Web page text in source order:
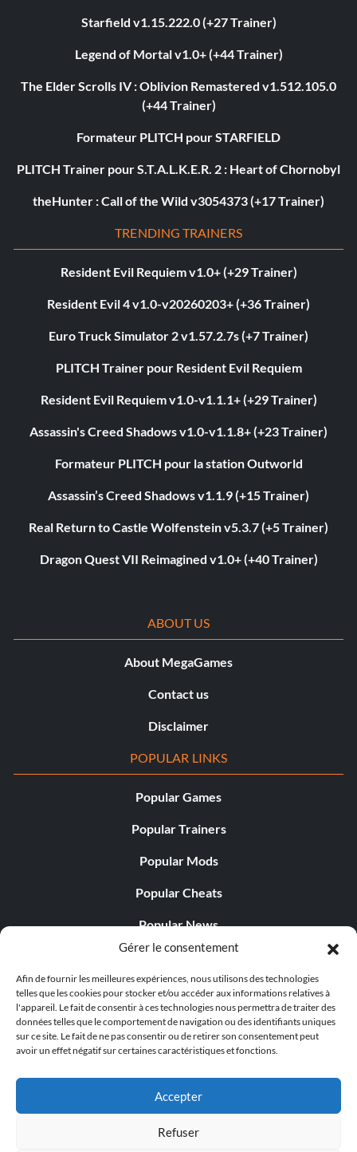
Gérer le consentement
Afin de fournir les meilleures expériences, nous utilisons des technologies
telles que les cookies pour stocker et/ou accéder aux informations relatives à
l'appareil. Le fait de consentir à ces technologies nous permettra de traiter des
données telles que le comportement de navigation ou des identifiants uniques
sur ce site. Le fait de ne pas consentir ou de retirer son consentement peut
avoir un effet négatif sur certaines caractéristiques et fonctions.
Accepter
Refuser
Starfield v1.15.222.0 (+27 Trainer)
Legend of Mortal v1.0+ (+44 Trainer)
The Elder Scrolls IV : Oblivion Remastered v1.512.105.0
(+44 Trainer)
Formateur PLITCH pour STARFIELD
PLITCH Trainer pour S.T.A.L.K.E.R. 2 : Heart of Chornobyl
theHunter : Call of the Wild v3054373 (+17 Trainer)
TRENDING TRAINERS
Resident Evil Requiem v1.0+ (+29 Trainer)
Resident Evil 4 v1.0-v20260203+ (+36 Trainer)
Euro Truck Simulator 2 v1.57.2.7s (+7 Trainer)
PLITCH Trainer pour Resident Evil Requiem
Resident Evil Requiem v1.0-v1.1.1+ (+29 Trainer)
Assassin's Creed Shadows v1.0-v1.1.8+ (+23 Trainer)
Formateur PLITCH pour la station Outworld
Assassin’s Creed Shadows v1.1.9 (+15 Trainer)
Real Return to Castle Wolfenstein v5.3.7 (+5 Trainer)
Dragon Quest VII Reimagined v1.0+ (+40 Trainer)
ABOUT US
About MegaGames
Contact us
Disclaimer
POPULAR LINKS
Popular Games
Popular Trainers
Popular Mods
Popular Cheats
Popular News
Popular Editorials
Popular Free Games
LATEST UPDATES